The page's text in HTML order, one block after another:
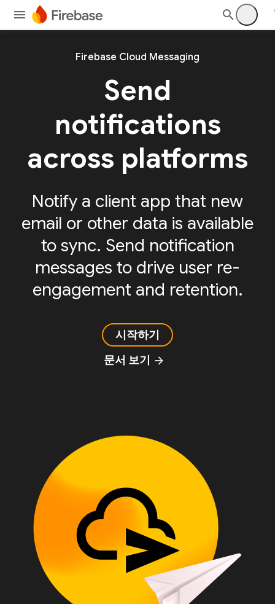
Firebase Cloud Messaging
Send
notifications
across platforms
Notify a client app that new
email or other data is available
to sync. Send notification
messages to drive user re-
engagement and retention.
시작하기
문서 보기
arrow_forward